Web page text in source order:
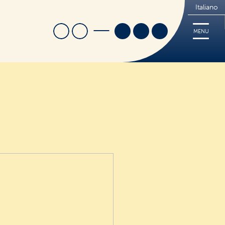
MENU
Italiano
Sorridi, è Nutrifree
CercaTrova Negozio